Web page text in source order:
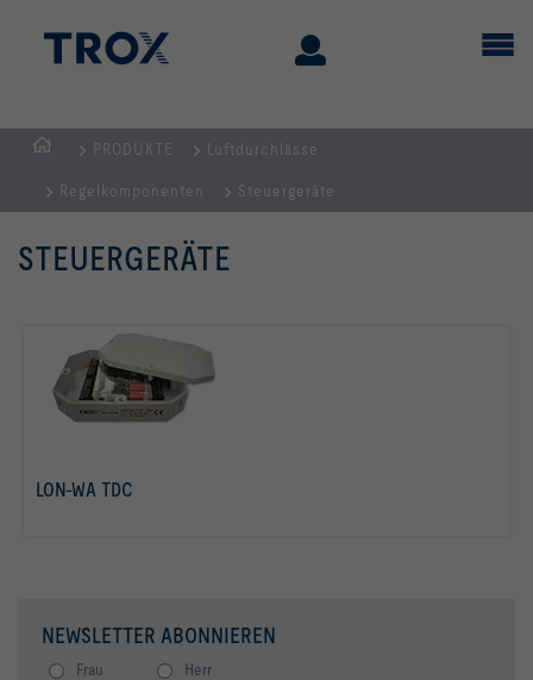
PRODUKTE Luftdurchlässe
Regelkomponenten Steuergeräte
STEUERGERÄTE
LON-WA TDC
NEWSLETTER ABONNIEREN
Frau Herr